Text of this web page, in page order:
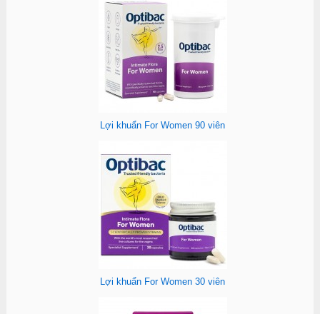
Lợi khuẩn For Women 90 viên
Lợi khuẩn For Women 30 viên